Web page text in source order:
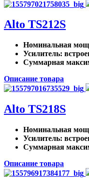
Alto TS212S
Номинальная
Усилитель:
Суммарная
Описание товара
Alto TS218S
Номинальная
Усилитель:
Суммарная
Описание товара